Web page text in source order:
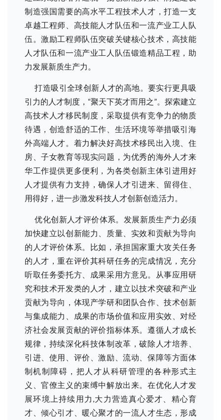
制造强国需要的高水平工程技术人才，打造一支
卓越工程师、高技能人才队伍和一流产业工人队
伍。激励工程师队伍突破关键核心技术，高技能
人才队伍和一流产业工人队伍锻造精品工程，助
力发展新质生产力。
打造吸引全球创新人才的高地。要实行更具吸
引力的人才制度，“聚天下英才而用之”。探索建立
高技术人才移民制度，采取提供有竞争力的物质
待遇，创造舒适的工作、生活环境等举措吸引海
外高端人才。着力解决好高技术移民出入境、住
房、子女教育等现实问题，为优秀的海外人才来
华工作提供更多便利，为各类创新主体引进用好
人才提供有力支持，确保人才引进来、留得住、
用得好，进一步激发科技人才创新创造活力。
优化创新人才评价体系。发展新质生产力必须
加快建立以创新能力、质量、实效和贡献为导向
的人才评价体系。比如，承担国家重大攻关任务
的人才，重在评价其科研任务的完成情况，充分
听取任务委托方、成果采用方意见。从事应用研
究和技术开发类的人才，建立以技术突破和产业
贡献为导向，体现产学研和团队合作、技术创新
与集成能力、成果的市场价值和应用实效、对经
济社会发展贡献的评价指标体系。遵循人才成长
规律，持续深化科技体制改革，破除人才培养、
引进、使用、评价、激励、流动、保障等方面体
制机制障碍，把人才从科研管理的各种形式主
义、官僚主义的束缚中解放出来。在优化人才发
展环境上持续用力,大力营造真心爱才、精心育
才、倾心引才、暖心聚才的一流人才生态，形成